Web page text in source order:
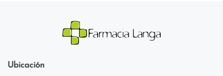
Ubicación